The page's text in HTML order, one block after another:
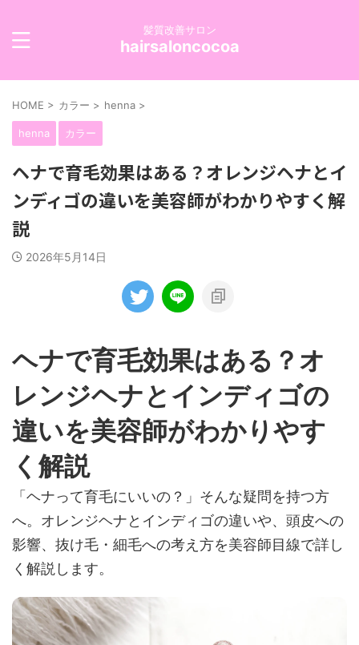
髪質改善サロン
hairsaloncocoa
HOME > カラー > henna >
henna カラー
ヘナで育毛効果はある？オレンジヘナとイ
ンディゴの違いを美容師がわかりやすく解
説
2026年5月14日
ヘナで育毛効果はある？オ
レンジヘナとインディゴの
違いを美容師がわかりやす
く解説
「ヘナって育毛にいいの？」そんな疑問を持つ方
へ。オレンジヘナとインディゴの違いや、頭皮への
影響、抜け毛・細毛への考え方を美容師目線で詳し
く解説します。